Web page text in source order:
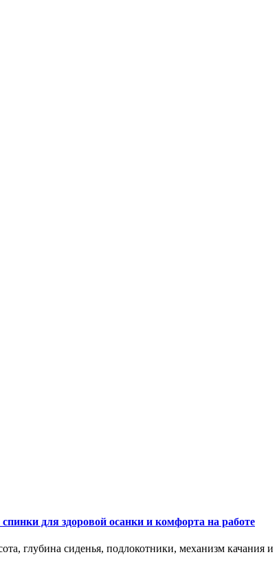
для здоровой осанки и комфорта на работе
глубина сиденья, подлокотники, механизм качания и